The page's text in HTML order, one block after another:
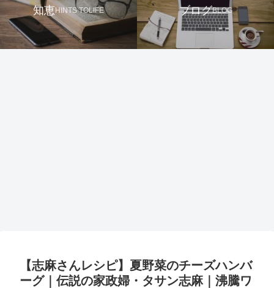
知恵HINTS TOLIFE ブログBLOG
【志麻さんレシピ】夏野菜のチーズハンバ
ーグ｜伝説の家政婦・タサン志麻｜沸騰ワ